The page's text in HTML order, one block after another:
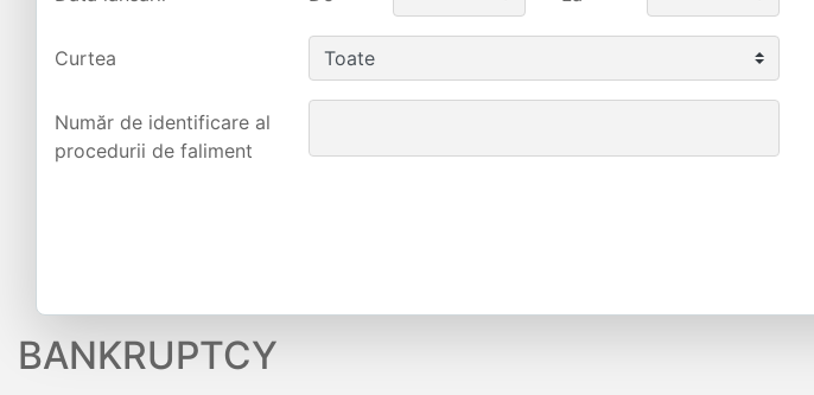
Curtea
Număr de identificare al
procedurii de faliment
BANKRUPTCY